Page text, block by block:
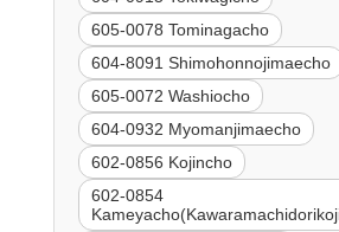
605-0078 Tominagacho
604-8091 Shimohonnojimaecho
605-0072 Washiocho
604-0932 Myomanjimaecho
602-0856 Kojincho
602-0854